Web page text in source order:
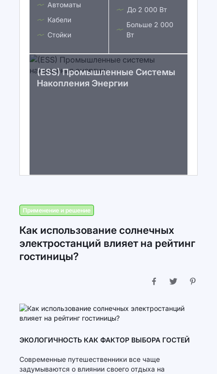
Автоматы
Кабели
Стойки
До 2 000 Вт
Больше 2 000
Вт
(ESS) Промышленные Системы
Накопления Энергии
Применение и решение
Как использование солнечных
электростанций влияет на рейтинг
гостиницы?
ЭКОЛОГИЧНОСТЬ КАК ФАКТОР ВЫБОРА ГОСТЕЙ
Современные путешественники все чаще
задумываются о влиянии своего отдыха на